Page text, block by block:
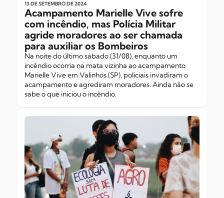
13 DE SETEMBRODE 2024
Acampamento Marielle Vive sofre
com incêndio, mas Polícia Militar
agride moradores ao ser chamada
para auxiliar os Bombeiros
Na noite do último sábado (31/08), enquanto um
incêndio ocorria na mata vizinha ao acampamento
Marielle Vive em Valinhos (SP), policiais invadiram o
acampamento e agrediram moradores. Ainda não se
sabe o que iniciou o incêndio.